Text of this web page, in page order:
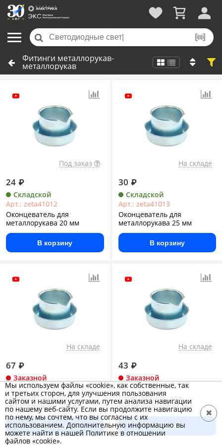
Фитинги металлорукав-
металлорукав
Под заказ
24 ₽
Складской
Арт.: zeta41012
Оконцеватель для
металлорукава 20 мм
В корзину
На складе
30 ₽
Складской
Арт.: zeta41013
Оконцеватель для
металлорукава 25 мм
В корзину
На складе
67 ₽
Заказной
Арт.: zeta41015
Оконцеватель для
металлорукава 38 мм
В корзину
На складе
43 ₽
Заказной
Арт.: zeta41014
Оконцеватель для
металлорукава 32 мм
В корзину
Мы используем файлы «cookie», как собственные, так
и третьих сторон, для улучшения пользования
сайтом и нашими услугами, путем анализа навигации
по нашему веб-сайту. Если вы продолжите навигацию
по нему, мы сочтем, что вы согласны с их
использованием. Дополнительную информацию вы
можете найти в нашей Политике в отношении
файлов «cookie».
✖